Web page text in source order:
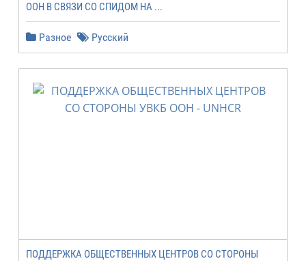
ООН В СВЯЗИ СО СПИДОМ НА ...
Разное Русский
ПОДДЕРЖКА ОБЩЕСТВЕННЫХ ЦЕНТРОВ СО СТОРОНЫ